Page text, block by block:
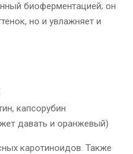
биоферментацией; он
но и увлажняет и
капсорубин
давать и оранжевый)
каротиноидов. Также